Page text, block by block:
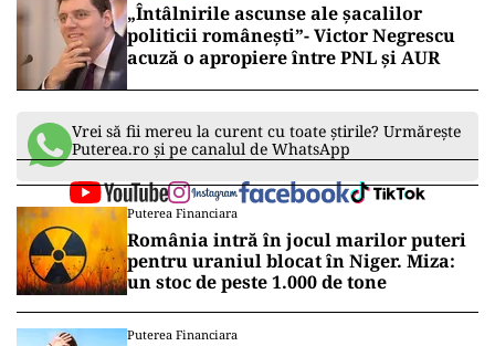
„Întâlnirile ascunse ale șacalilor
politicii românești”- Victor Negrescu
acuză o apropiere între PNL și AUR
Vrei să fii mereu la curent cu toate știrile? Urmărește
Puterea.ro și pe canalul de WhatsApp
Puterea Financiara
România intră în jocul marilor puteri
pentru uraniul blocat în Niger. Miza:
un stoc de peste 1.000 de tone
Puterea Financiara